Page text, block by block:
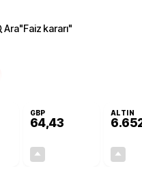
Ara"Faiz kararı"
GBP
64,43
ALTIN